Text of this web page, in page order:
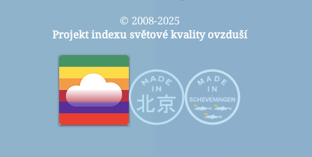
© 2008-2025
Projekt indexu světové kvality ovzduší